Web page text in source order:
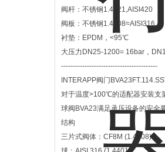
阀杆：不锈钢1.4021,AISI420
阀板：不锈钢1.4408≈AISI316
衬垫：EPDM，<95℃
大压力DN25-1200= 16bar，
-----------------------------------------
INTERAPP阀门
对于温度>100℃的适配器安装支
球阀BVA23满足承压设备的安全
结构
三片式阀体：CF8M (1.4408)